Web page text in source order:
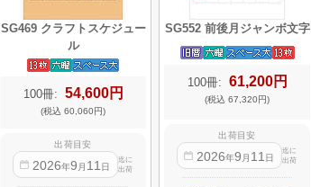
SG469 クラフトスケジュー
ル
100冊: 54,600円
(税込 60,060円)
出荷目安
2026年9 月 11 日
迄に
出荷
SG552 前後月ジャンボ文字
100冊: 61,200円
(税込 67,320円)
出荷目安
2026年9 月 11 日
迄に
出荷